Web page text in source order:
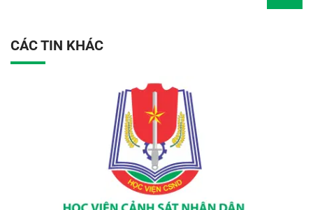
CÁC TIN KHÁC